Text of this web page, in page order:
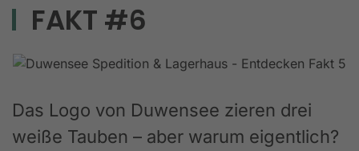
FAKT #6
Das Logo von Duwensee zieren drei
weiße Tauben – aber warum eigentlich?